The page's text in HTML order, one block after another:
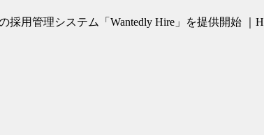
用管理システム「Wantedly Hire」を提供開始 ｜